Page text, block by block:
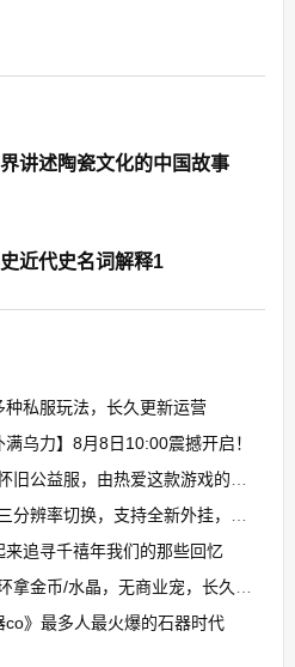
讲述陶瓷文化的中国故事
近代史名词解释1
种私服玩法，长久更新运营
乌力】8月8日10:00震撼开启！​
热爱这款游戏的玩家自发搭建的公益养老PK服
，支持全新外挂，无卡顿，无花屏，限7开
来追寻千禧年我们的那些回忆
金币/水晶，无商业宠，长久稳定
》最多人最火爆的石器时代